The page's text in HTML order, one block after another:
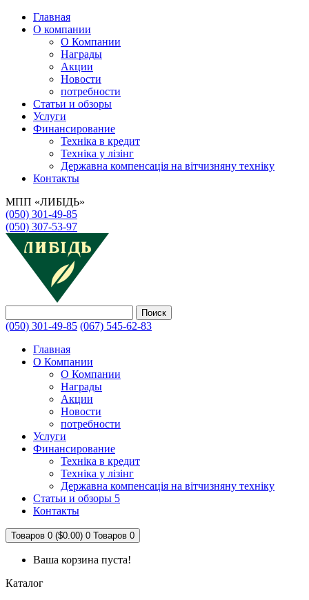
Главная
О компании
О Компании
Награды
Акции
Новости
потребности
Статьи и обзоры
Услуги
Финансирование
Техніка в кредит
Техніка у лізінг
Державна компенсація на вітчизняну техніку
Контакты
МПП «ЛИБІДЬ»
(050) 301-49-85
(050) 307-53-97
Поиск
(050) 301-49-85 (067) 545-62-83
Главная
О Компании
О Компании
Награды
Акции
Новости
потребности
Услуги
Финансирование
Техніка в кредит
Техніка у лізінг
Державна компенсація на вітчизняну техніку
Статьи и обзоры 5
Контакты
Товаров 0 ($0.00) 0 Товаров 0
Ваша корзина пуста!
Каталог